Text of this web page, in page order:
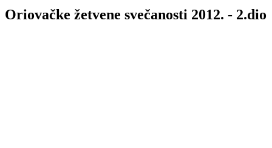
Oriovačke žetvene svečanosti 2012. - 2.dio